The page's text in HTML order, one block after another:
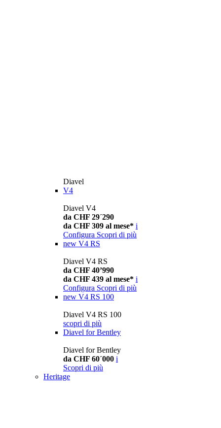
Diavel
V4
Diavel V4
da CHF 29´290
da CHF 309 al mese* i
Configura Scopri di più
new V4 RS
Diavel V4 RS
da CHF 40’990
da CHF 439 al mese* i
Configura Scopri di più
new V4 RS 100
Diavel V4 RS 100
scopri di più
Diavel for Bentley
Diavel for Bentley
da CHF 60´000 i
Scopri di più
Heritage